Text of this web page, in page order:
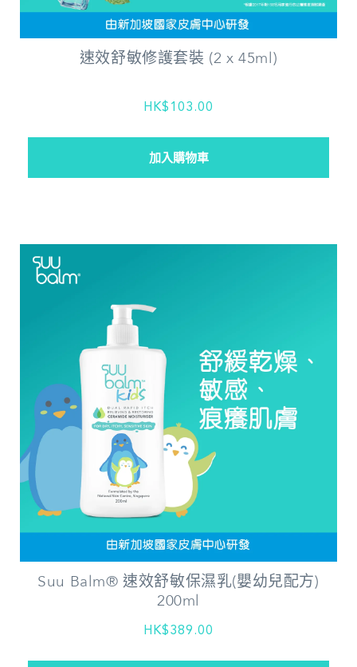
速效舒敏修護套裝 (2 x 45ml)
HK$103.00
Suu Balm® 速效舒敏保濕乳(嬰幼兒配方)
200ml
HK$389.00